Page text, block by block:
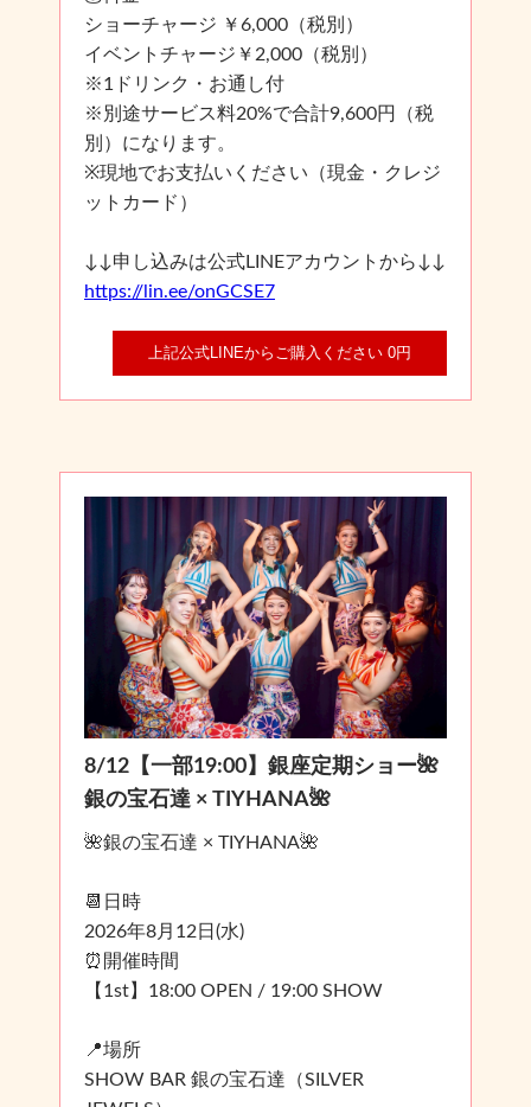
ショーチャージ ￥6,000（税別）
イベントチャージ￥2,000（税別）
※1ドリンク・お通し付
※別途サービス料20%で合計9,600円（税
別）になります。
※現地でお支払いください（現金・クレジ
ットカード）
↓↓申し込みは公式LINEアカウントから↓↓
https://lin.ee/onGCSE7
上記公式LINEからご購入ください 0円
8/12【一部19:00】銀座定期ショー🌺
銀の宝石達 × TIYHANA🌺
🌺銀の宝石達 × TIYHANA🌺
📆日時
2026年8月12日(水)
⏰開催時間
【1st】18:00 OPEN / 19:00 SHOW
📍場所
SHOW BAR 銀の宝石達（SILVER